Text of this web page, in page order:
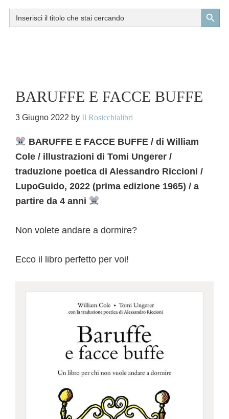
Search
for:
Search Button
BARUFFE E FACCE BUFFE
3 Giugno 2022 by Il Rosicchialibri
BARUFFE E FACCE BUFFE / di William
Cole / illustrazioni di Tomi Ungerer /
traduzione poetica di Alessandro Riccioni /
LupoGuido, 2022 (prima edizione 1965) / a
partire da 4 anni
Non volete andare a dormire?
Ecco il libro perfetto per voi!